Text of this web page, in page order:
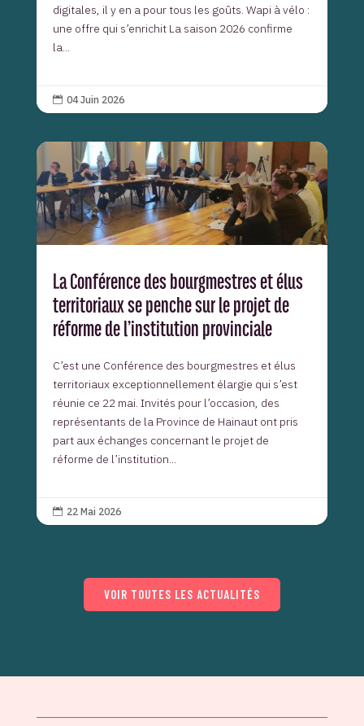
digitales, il y en a pour tous les goûts. Wapi à vélo :
une offre qui s’enrichit La saison 2026 confirme
la...
 04 Juin 2026
La Conférence des bourgmestres et élus
territoriaux se penche sur le projet de
réforme de l’institution provinciale
C’est une Conférence des bourgmestres et élus
territoriaux exceptionnellement élargie qui s’est
réunie ce 22 mai. Invités pour l’occasion, des
représentants de la Province de Hainaut ont pris
part aux échanges concernant le projet de
réforme de l’institution...
 22 Mai 2026
VOIR TOUTES LES ACTUALITÉS